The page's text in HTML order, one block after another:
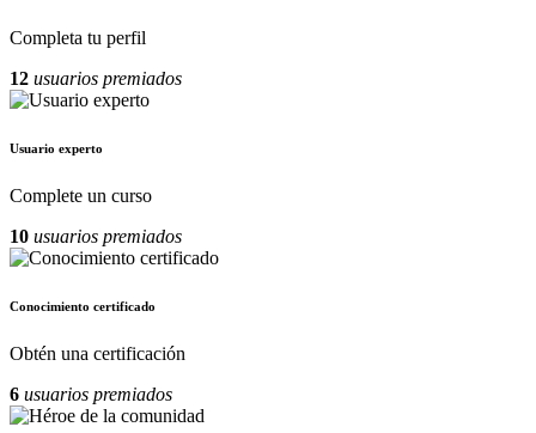
Completa tu perfil
12 usuarios premiados
Usuario experto
Complete un curso
10 usuarios premiados
Conocimiento certificado
Obtén una certificación
6 usuarios premiados